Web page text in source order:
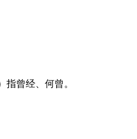
指曾经、何曾。